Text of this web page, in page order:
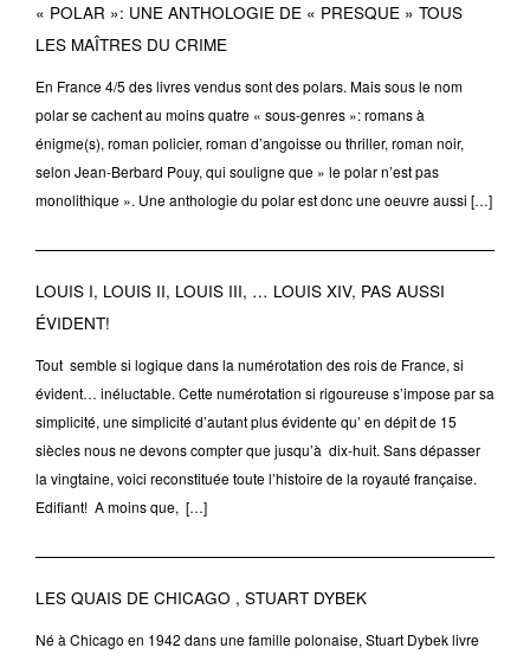
« POLAR »: UNE ANTHOLOGIE DE « PRESQUE » TOUS
LES MAÎTRES DU CRIME
En France 4/5 des livres vendus sont des polars. Mais sous le nom
polar se cachent au moins quatre « sous-genres »: romans à
énigme(s), roman policier, roman d’angoisse ou thriller, roman noir,
selon Jean-Berbard Pouy, qui souligne que » le polar n’est pas
monolithique ». Une anthologie du polar est donc une oeuvre aussi […]
LOUIS I, LOUIS II, LOUIS III, … LOUIS XIV, PAS AUSSI
ÉVIDENT!
Tout semble si logique dans la numérotation des rois de France, si
évident… inéluctable. Cette numérotation si rigoureuse s’impose par sa
simplicité, une simplicité d’autant plus évidente qu’ en dépit de 15
siècles nous ne devons compter que jusqu’à dix-huit. Sans dépasser
la vingtaine, voici reconstituée toute l’histoire de la royauté française.
Edifiant! A moins que, […]
LES QUAIS DE CHICAGO , STUART DYBEK
Né à Chicago en 1942 dans une famille polonaise, Stuart Dybek livre